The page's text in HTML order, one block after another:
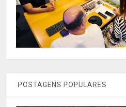
POSTAGENS POPULARES